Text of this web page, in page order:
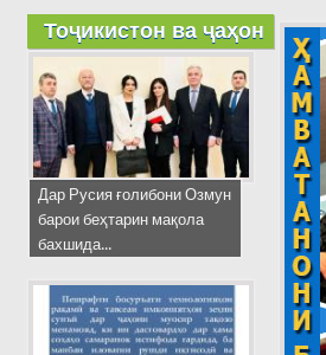
Тоҷикистон ва ҷаҳон
Дар Русия ғолибони Озмун
барои беҳтарин мақола
бахшида...